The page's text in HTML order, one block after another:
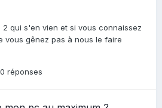
2 qui s'en vien et si vous connaissez
vous gênez pas à nous le faire
réponses